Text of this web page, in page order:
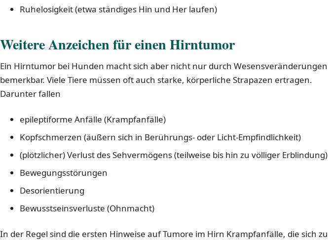
Ruhelosigkeit (etwa ständiges Hin und Her laufen)
Weitere Anzeichen für einen Hirntumor
Ein Hirntumor bei Hunden macht sich aber nicht nur durch Wesensveränderungen
bemerkbar. Viele Tiere müssen oft auch starke, körperliche Strapazen ertragen.
Darunter fallen
epileptiforme Anfälle (Krampfanfälle)
Kopfschmerzen (äußern sich in Berührungs- oder Licht-Empfindlichkeit)
(plötzlicher) Verlust des Sehvermögens (teilweise bis hin zu völliger Erblindung)
Bewegungsstörungen
Desorientierung
Bewusstseinsverluste (Ohnmacht)
In der Regel sind die ersten Hinweise auf Tumore im Hirn Krampfanfälle, die sich zu